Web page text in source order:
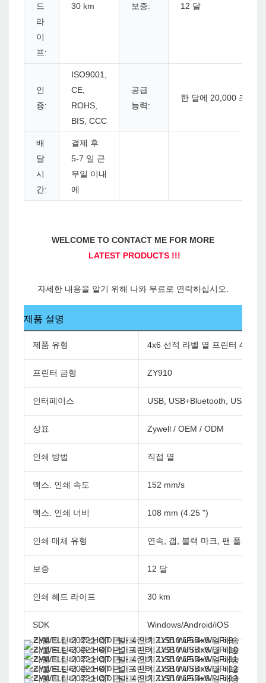
드
라
이
프:
30 km 보증: 12 달
인
증:
ISO9001,
CE,
ROHS,
BIS, CCC
공급
능력:
한 달에 20,000 조각
배
달
시
간:
결제 후
5-7 일 근
무일 이내
에
제품 설명
제품 유형 4x6 선적 라벨 열 프린터 4 인
프린터 금형 ZY910
인터페이스 USB, USB+Bluetooth,
상표 Zywell / OEM / ODM
인쇄 방법 직접 열
맥스. 인쇄 속도 152 mm/s
맥스. 인쇄 너비 108 mm (4.25 ")
인쇄 매체 유형 연속, 갭, 블랙 마크, 팬 폴드 및
보증 12 달
인쇄 헤드 라이프 30 km
SDK Windows/Android/iOS